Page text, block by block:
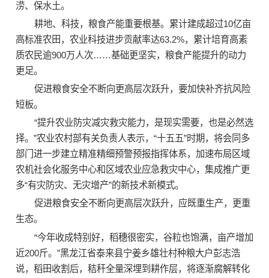
涝、保水土。
耕地、科技，粮食产能重要根基。累计建成超过10亿亩
高标准农田，农业科技进步贡献率达63.2%，累计培育高素
质农民逾900万人次……基础更坚实，粮食产能提升的动力
更足。
促进粮食安全不断向更高层次跃升，要加快补齐抗风险
短板。
“提升农业防灾减灾救灾能力，是现实需要，也是必然选
择。”农业农村部有关负责人表示，“十五五”时期，将会同多
部门进一步建立精准精细预警预报指挥体系，加速布局区域
农机社会化服务中心和区域农业应急救灾中心，集成推广更
多“有灾防灾、无灾增产”的新技术新模式。
促进粮食安全不断向更高层次跃升，应既重生产，更重
生态。
“今年收成特别好，稻穗很密实，谷粒也饱满，亩产增加
近200斤。”黑龙江省泰来县宁姜乡雄壮村种粮大户彭志浩
说，稻田收割后，秸秆全量深埋到耕作层，将逐渐腐解转化